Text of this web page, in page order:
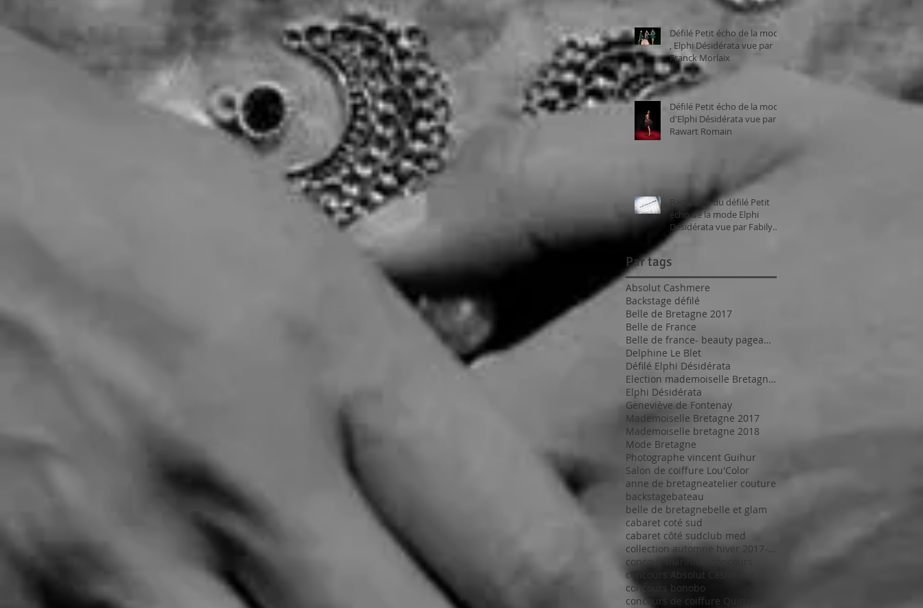
Défilé Petit écho de la mode
, Elphi Désidérata vue par
Franck Morlaix
Défilé Petit écho de la mode
d'Elphi Désidérata vue par
Rawart Romain
Backstage du défilé Petit
écho de la mode Elphi
Désidérata vue par Fabily
Photographie.
Par tags
Absolut Cashmere
Backstage défilé
Belle de Bretagne 2017
Belle de France
Belle de france- beauty pageant 2017
Delphine Le Blet
Défilé Elphi Désidérata
Election mademoiselle Bretagne 2017
Elphi Désidérata
Geneviève de Fontenay
Mademoiselle Bretagne 2017
Mademoiselle bretagne 2018
Mode Bretagne
Photographe vincent Guihur
Salon de coiffure Lou'Color
anne de bretagneatelier couture
backstagebateau
belle de bretagnebelle et glam
cabaret coté sud
cabaret côté sudclub med
collection automne hiver 2017-2018
concour marinière
concours Absolut Cashmere
concours bonobo
concours de coiffure Quimper